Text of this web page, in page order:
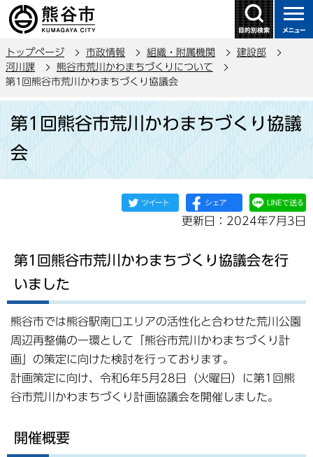
の
ー
ジ
トップページ 市政情報 組織・附属機関
建設部
河川課
熊谷市荒川かわまちづくりについて
第1回熊谷市荒川かわまちづくり協議会
か
第1回熊谷市荒川かわまちづくり協議
会
更新日：2024年7月3日
第1回熊谷市荒川かわまちづくり協議会を行
いました
熊谷市では熊谷駅南口エリアの活性化と合わせた荒川公園
周辺再整備の一環として「熊谷市荒川かわまちづくり計
画」の策定に向けた検討を行っております。
計画策定に向け、令和6年5月28日（火曜日）に第1回熊
谷市荒川かわまちづくり計画協議会を開催しました。
開催概要